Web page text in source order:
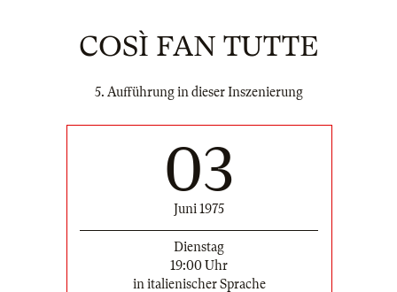
COSÌ FAN TUTTE
5. Aufführung in dieser Inszenierung
03
Juni 1975
Dienstag
19:00 Uhr
in italienischer Sprache